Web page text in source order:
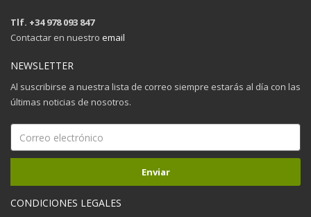
Tlf. +34 978 093 847
Contactar en nuestro email
NEWSLETTER
Al suscribirse a nuestra lista de correo siempre estarás al día con las
últimas noticias de nosotros.
CONDICIONES LEGALES